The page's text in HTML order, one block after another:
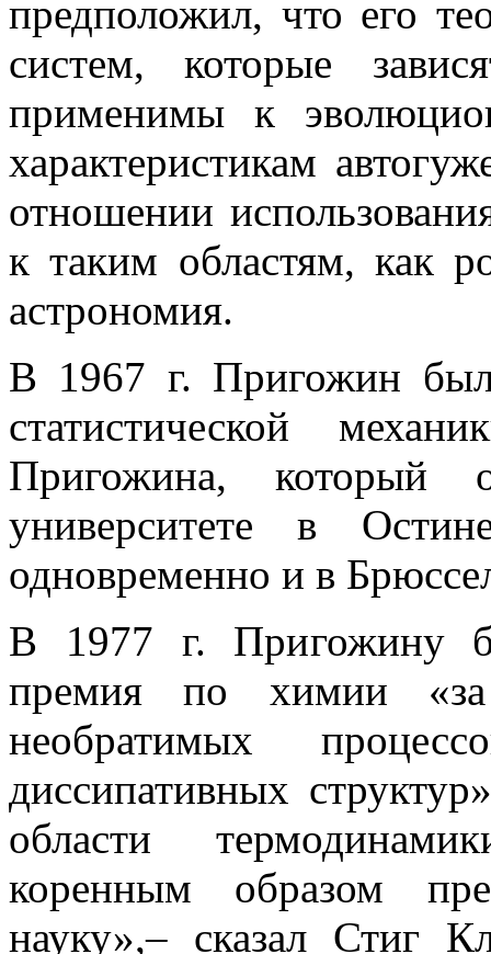
предположил, что его
систем, которые
применимы к
характеристикам
отношении
к таким областям, как
астрономия.
В 1967 г. Пригожин был
статистической
Пригожина, который
университете в
одновременно и в
В 1977 г. Пригожину
премия по химии «за
необратимых
диссипативных
области
коренным образом
науку»,– сказал Стиг